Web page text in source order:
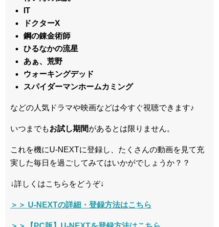
IT
ドクターX
鋼の錬金術師
ひるなかの流星
あぁ、荒野
ウォーキングデッド
スパイダーマンホームカミング
などの人気ドラマや映画などは今すぐ視聴できます♪
いつまでもお試し期間があるとは限りません。
これを機にU-NEXTに登録し、たくさんの動画を見て充
実した毎日を過ごしてみてはいかがでしょうか？？
↓詳しくはこちらをどうぞ↓
＞＞ U-NEXTの詳細・登録方法はこちら